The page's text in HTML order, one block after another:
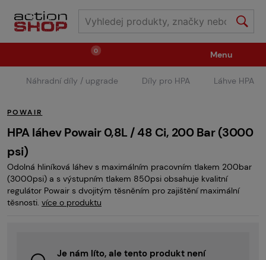
0
Zbraně Střelivo / plyny
Náhradní díly / upgrade Příslušenství ke zbraním
Výstroj Oblečení / boty Pyrotechnika
GRINDS
Menu
Náhradní díly / upgrade Díly pro HPA Láhve HPA
POWAIR
HPA láhev Powair 0,8L / 48 Ci, 200 Bar (3000
psi)
Odolná hliníková láhev s maximálním pracovním tlakem 200bar
(3000psi) a s výstupním tlakem 850psi obsahuje kvalitní
regulátor Powair s dvojitým těsněním pro zajištění maximální
těsnosti. více o produktu
Je nám líto, ale tento produkt není